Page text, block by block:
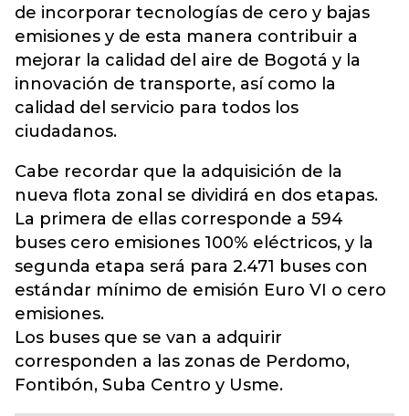
de incorporar tecnologías de cero y bajas
emisiones y de esta manera contribuir a
mejorar la calidad del aire de Bogotá y la
innovación de transporte, así como la
calidad del servicio para todos los
ciudadanos.
Cabe recordar que la adquisición de la
nueva flota zonal se dividirá en dos etapas.
La primera de ellas corresponde a 594
buses cero emisiones 100% eléctricos, y la
segunda etapa será para 2.471 buses con
estándar mínimo de emisión Euro VI o cero
emisiones.
Los buses que se van a adquirir
corresponden a las zonas de Perdomo,
Fontibón, Suba Centro y Usme.